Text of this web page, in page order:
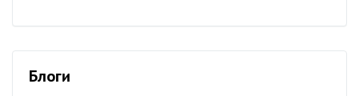
Блоги